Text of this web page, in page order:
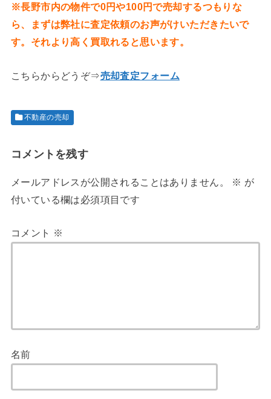
※長野市内の物件で0円や100円で売却するつもりな
ら、まずは弊社に査定依頼のお声がけいただきたいで
す。それより高く買取れると思います。
こちらからどうぞ⇒売却査定フォーム
不動産の売却
コメントを残す
メールアドレスが公開されることはありません。 ※ が
付いている欄は必須項目です
コメント ※
名前